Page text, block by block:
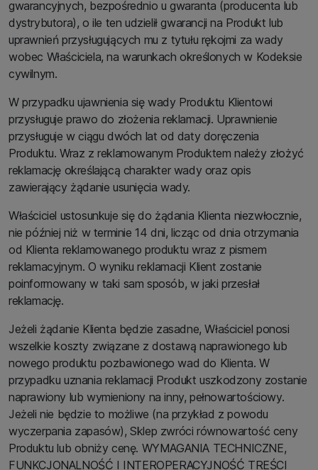
gwarancyjnych, bezpośrednio u gwaranta (producenta lub
dystrybutora), o ile ten udzielił gwarancji na Produkt lub
uprawnień przysługujących mu z tytułu rękojmi za wady
wobec Właściciela, na warunkach określonych w Kodeksie
cywilnym.
W przypadku ujawnienia się wady Produktu Klientowi
przysługuje prawo do złożenia reklamacji. Uprawnienie
przysługuje w ciągu dwóch lat od daty doręczenia
Produktu. Wraz z reklamowanym Produktem należy złożyć
reklamację określającą charakter wady oraz opis
zawierający żądanie usunięcia wady.
Właściciel ustosunkuje się do żądania Klienta niezwłocznie,
nie później niż w terminie 14 dni, licząc od dnia otrzymania
od Klienta reklamowanego produktu wraz z pismem
reklamacyjnym. O wyniku reklamacji Klient zostanie
poinformowany w taki sam sposób, w jaki przesłał
reklamację.
Jeżeli żądanie Klienta będzie zasadne, Właściciel ponosi
wszelkie koszty związane z dostawą naprawionego lub
nowego produktu pozbawionego wad do Klienta. W
przypadku uznania reklamacji Produkt uszkodzony zostanie
naprawiony lub wymieniony na inny, pełnowartościowy.
Jeżeli nie będzie to możliwe (na przykład z powodu
wyczerpania zapasów), Sklep zwróci równowartość ceny
Produktu lub obniży cenę. WYMAGANIA TECHNICZNE,
FUNKCJONALNOŚĆ I INTEROPERACYJNOŚĆ TREŚCI